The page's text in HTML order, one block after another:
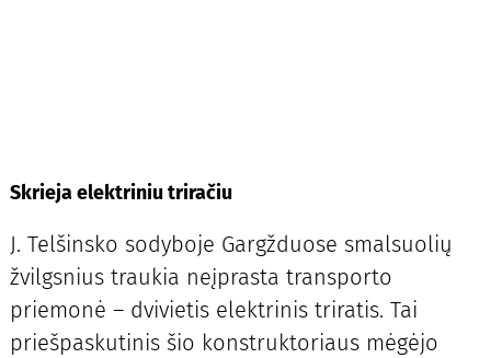
Skrieja elektriniu triračiu
J. Telšinsko sodyboje Gargžduose smalsuolių
žvilgsnius traukia neįprasta transporto
priemonė – dvivietis elektrinis triratis. Tai
priešpaskutinis šio konstruktoriaus mėgėjo